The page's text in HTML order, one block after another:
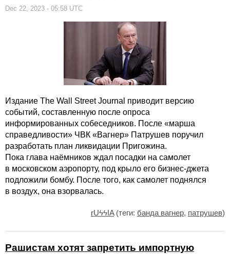
Dec 22, 2023 - 05:58 UTC
Издание The Wall Street Journal приводит версию
событий, составленную после опроса
информированных собеседников. После «марша
справедливости» ЧВК «Вагнер» Патрушев поручил
разработать план ликвидации Пригожина.
Пока глава наëмников ждал посадки на самолет
в московском аэропорту, под крыло его бизнес-джета
подложили бомбу. После того, как самолет поднялся
в воздух, она взорвалась.
rUϟϟIA(теги: банда вагнер, патрушев)
Рашистам хотят запретить импортную